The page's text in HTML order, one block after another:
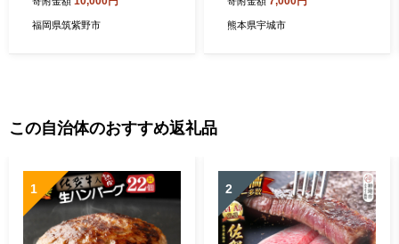
福岡県筑紫野市 熊本県宇城市
この自治体のおすすめ返礼品
1 2